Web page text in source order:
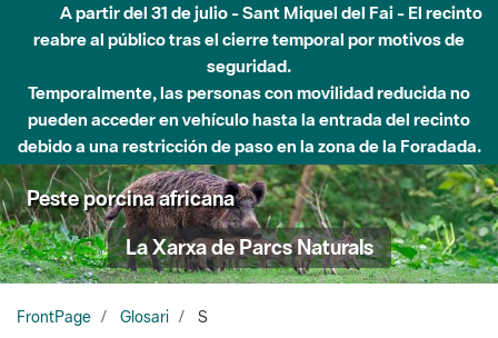
A partir del 31 de julio - Sant Miquel del Fai - El recinto
reabre al público tras el cierre temporal por motivos de
seguridad.
Temporalmente, las personas con movilidad reducida no
pueden acceder en vehículo hasta la entrada del recinto
debido a una restricción de paso en la zona de la Foradada.
Peste porcina africana
La Xarxa de Parcs Naturals
FrontPage Glosari S